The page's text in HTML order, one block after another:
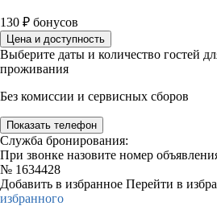
130 ₽ бонусов
Цена и доступность
Выберите даты и количество гостей
проживания
Без комиссии и сервисных сборов
Показать телефон
Служба бронирования:
При звонке назовите номер
№ 1634428
Добавить в избранное Перейти в
избранного